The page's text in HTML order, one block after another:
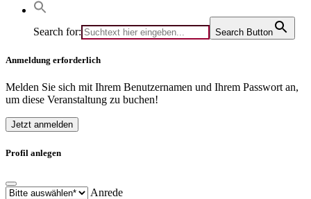
Search for: Search Button
Anmeldung erforderlich
Melden Sie sich mit Ihrem Benutzernamen und Ihrem Passwort an,
um diese Veranstaltung zu buchen!
Jetzt anmelden
Profil anlegen
Anrede